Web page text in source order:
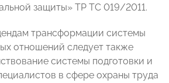
защиты» ТР ТС 019/2011.
трансформации системы
отношений следует также
системы подготовки и
в сфере охраны труда